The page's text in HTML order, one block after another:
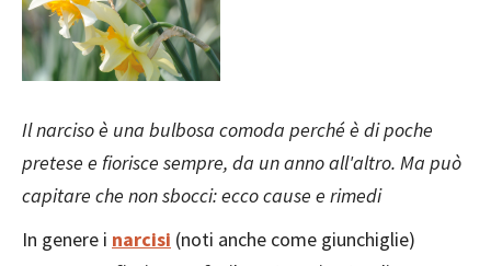
Il narciso è una bulbosa comoda perché è di poche
pretese e fiorisce sempre, da un anno all'altro. Ma può
capitare che non sbocci: ecco cause e rimedi
In genere i narcisi (noti anche come giunchiglie)